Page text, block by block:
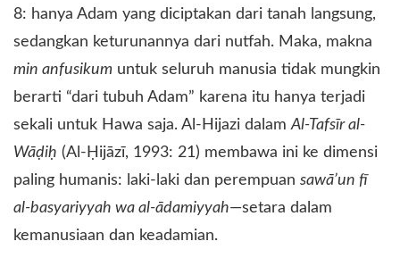
8: hanya Adam yang diciptakan dari tanah langsung,
sedangkan keturunannya dari nutfah. Maka, makna
min anfusikum untuk seluruh manusia tidak mungkin
berarti “dari tubuh Adam” karena itu hanya terjadi
sekali untuk Hawa saja. Al-Hijazi dalam Al-Tafsīr al-
Wāḍiḥ (Al-Ḥijāzī, 1993: 21) membawa ini ke dimensi
paling humanis: laki-laki dan perempuan sawā’un fī
al-basyariyyah wa al-ādamiyyah—setara dalam
kemanusiaan dan keadamian.